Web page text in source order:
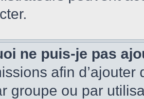
ne puis-je pas
afin
groupe ou par